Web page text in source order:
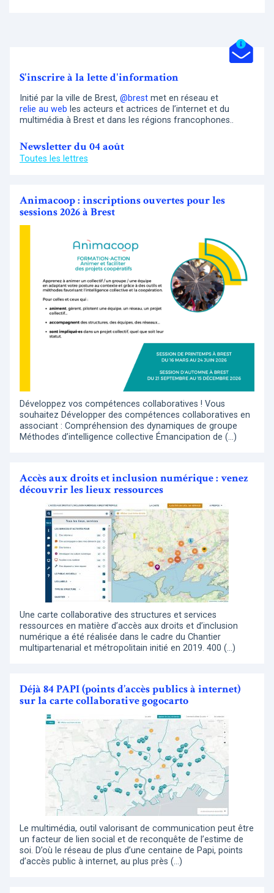
S'inscrire à la lette d'information
Initié par la ville de Brest, @brest met en réseau et
relie au web les acteurs et actrices de l’internet et du
multimédia à Brest et dans les régions francophones..
Newsletter du 04 août
Toutes les lettres
Animacoop : inscriptions ouvertes pour les
sessions 2026 à Brest
Développez vos compétences collaboratives ! Vous
souhaitez Développer des compétences collaboratives en
associant : Compréhension des dynamiques de groupe
Méthodes d’intelligence collective Émancipation de (…)
Accès aux droits et inclusion numérique : venez
découvrir les lieux ressources
Une carte collaborative des structures et services
ressources en matière d’accès aux droits et d’inclusion
numérique a été réalisée dans le cadre du Chantier
multipartenarial et métropolitain initié en 2019. 400 (…)
Déjà 84 PAPI (points d’accès publics à internet)
sur la carte collaborative gogocarto
Le multimédia, outil valorisant de communication peut être
un facteur de lien social et de reconquête de l’estime de
soi. D’où le réseau de plus d’une centaine de Papi, points
d’accès public à internet, au plus près (…)